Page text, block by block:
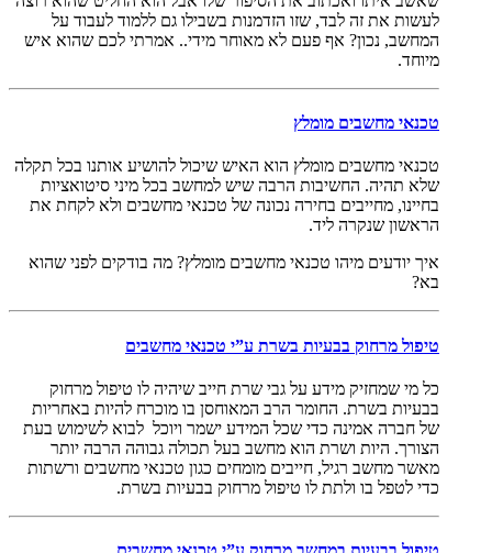
לעשות את זה לבד, שזו הזדמנות בשבילו גם ללמוד לעבוד על
המחשב, נכון? אף פעם לא מאוחר מידי.. אמרתי לכם שהוא איש
מיוחד.
טכנאי מחשבים מומלץ
טכנאי מחשבים מומלץ הוא האיש שיכול להושיע אותנו בכל תקלה
שלא תהיה. החשיבות הרבה שיש למחשב בכל מיני סיטואציות
בחיינו, מחייבים בחירה נכונה של טכנאי מחשבים ולא לקחת את
הראשון שנקרה ליד.
איך יודעים מיהו טכנאי מחשבים מומלץ? מה בודקים לפני שהוא
בא?
טיפול מרחוק בבעיות בשרת ע”י טכנאי מחשבים
כל מי שמחזיק מידע על גבי שרת חייב שיהיה לו טיפול מרחוק
בבעיות בשרת. החומר הרב המאוחסן בו מוכרח להיות באחריות
של חברה אמינה כדי שכל המידע ישמר ויוכל לבוא לשימוש בעת
הצורך. היות ושרת הוא מחשב בעל תכולה גבוהה הרבה יותר
מאשר מחשב רגיל, חייבים מומחים כגון טכנאי מחשבים ורשתות
כדי לטפל בו ולתת לו טיפול מרחוק בבעיות בשרת.